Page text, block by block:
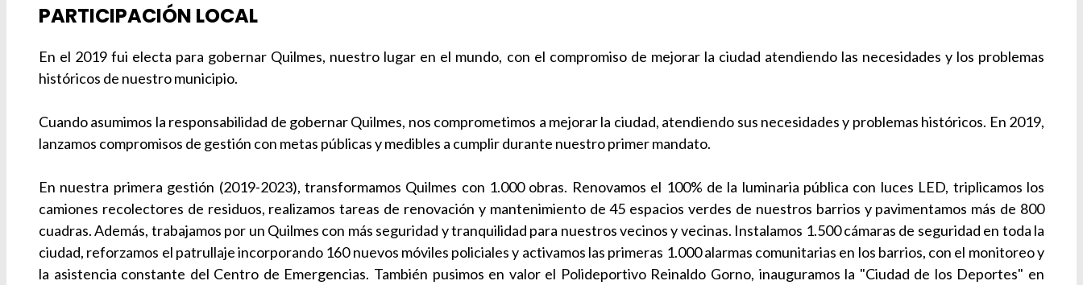
PARTICIPACIÓN LOCAL
En el 2019 fui electa para gobernar Quilmes, nuestro lugar en el mundo, con el compromiso de mejorar la ciudad atendiendo las necesidades y los problemas
históricos de nuestro municipio.
Cuando asumimos la responsabilidad de gobernar Quilmes, nos comprometimos a mejorar la ciudad, atendiendo sus necesidades y problemas históricos. En 2019,
lanzamos compromisos de gestión con metas públicas y medibles a cumplir durante nuestro primer mandato.
En nuestra primera gestión (2019-2023), transformamos Quilmes con 1.000 obras. Renovamos el 100% de la luminaria pública con luces LED, triplicamos los
camiones recolectores de residuos, realizamos tareas de renovación y mantenimiento de 45 espacios verdes de nuestros barrios y pavimentamos más de 800
cuadras. Además, trabajamos por un Quilmes con más seguridad y tranquilidad para nuestros vecinos y vecinas. Instalamos 1.500 cámaras de seguridad en toda la
ciudad, reforzamos el patrullaje incorporando 160 nuevos móviles policiales y activamos las primeras 1.000 alarmas comunitarias en los barrios, con el monitoreo y
la asistencia constante del Centro de Emergencias. También pusimos en valor el Polideportivo Reinaldo Gorno, inauguramos la "Ciudad de los Deportes" en